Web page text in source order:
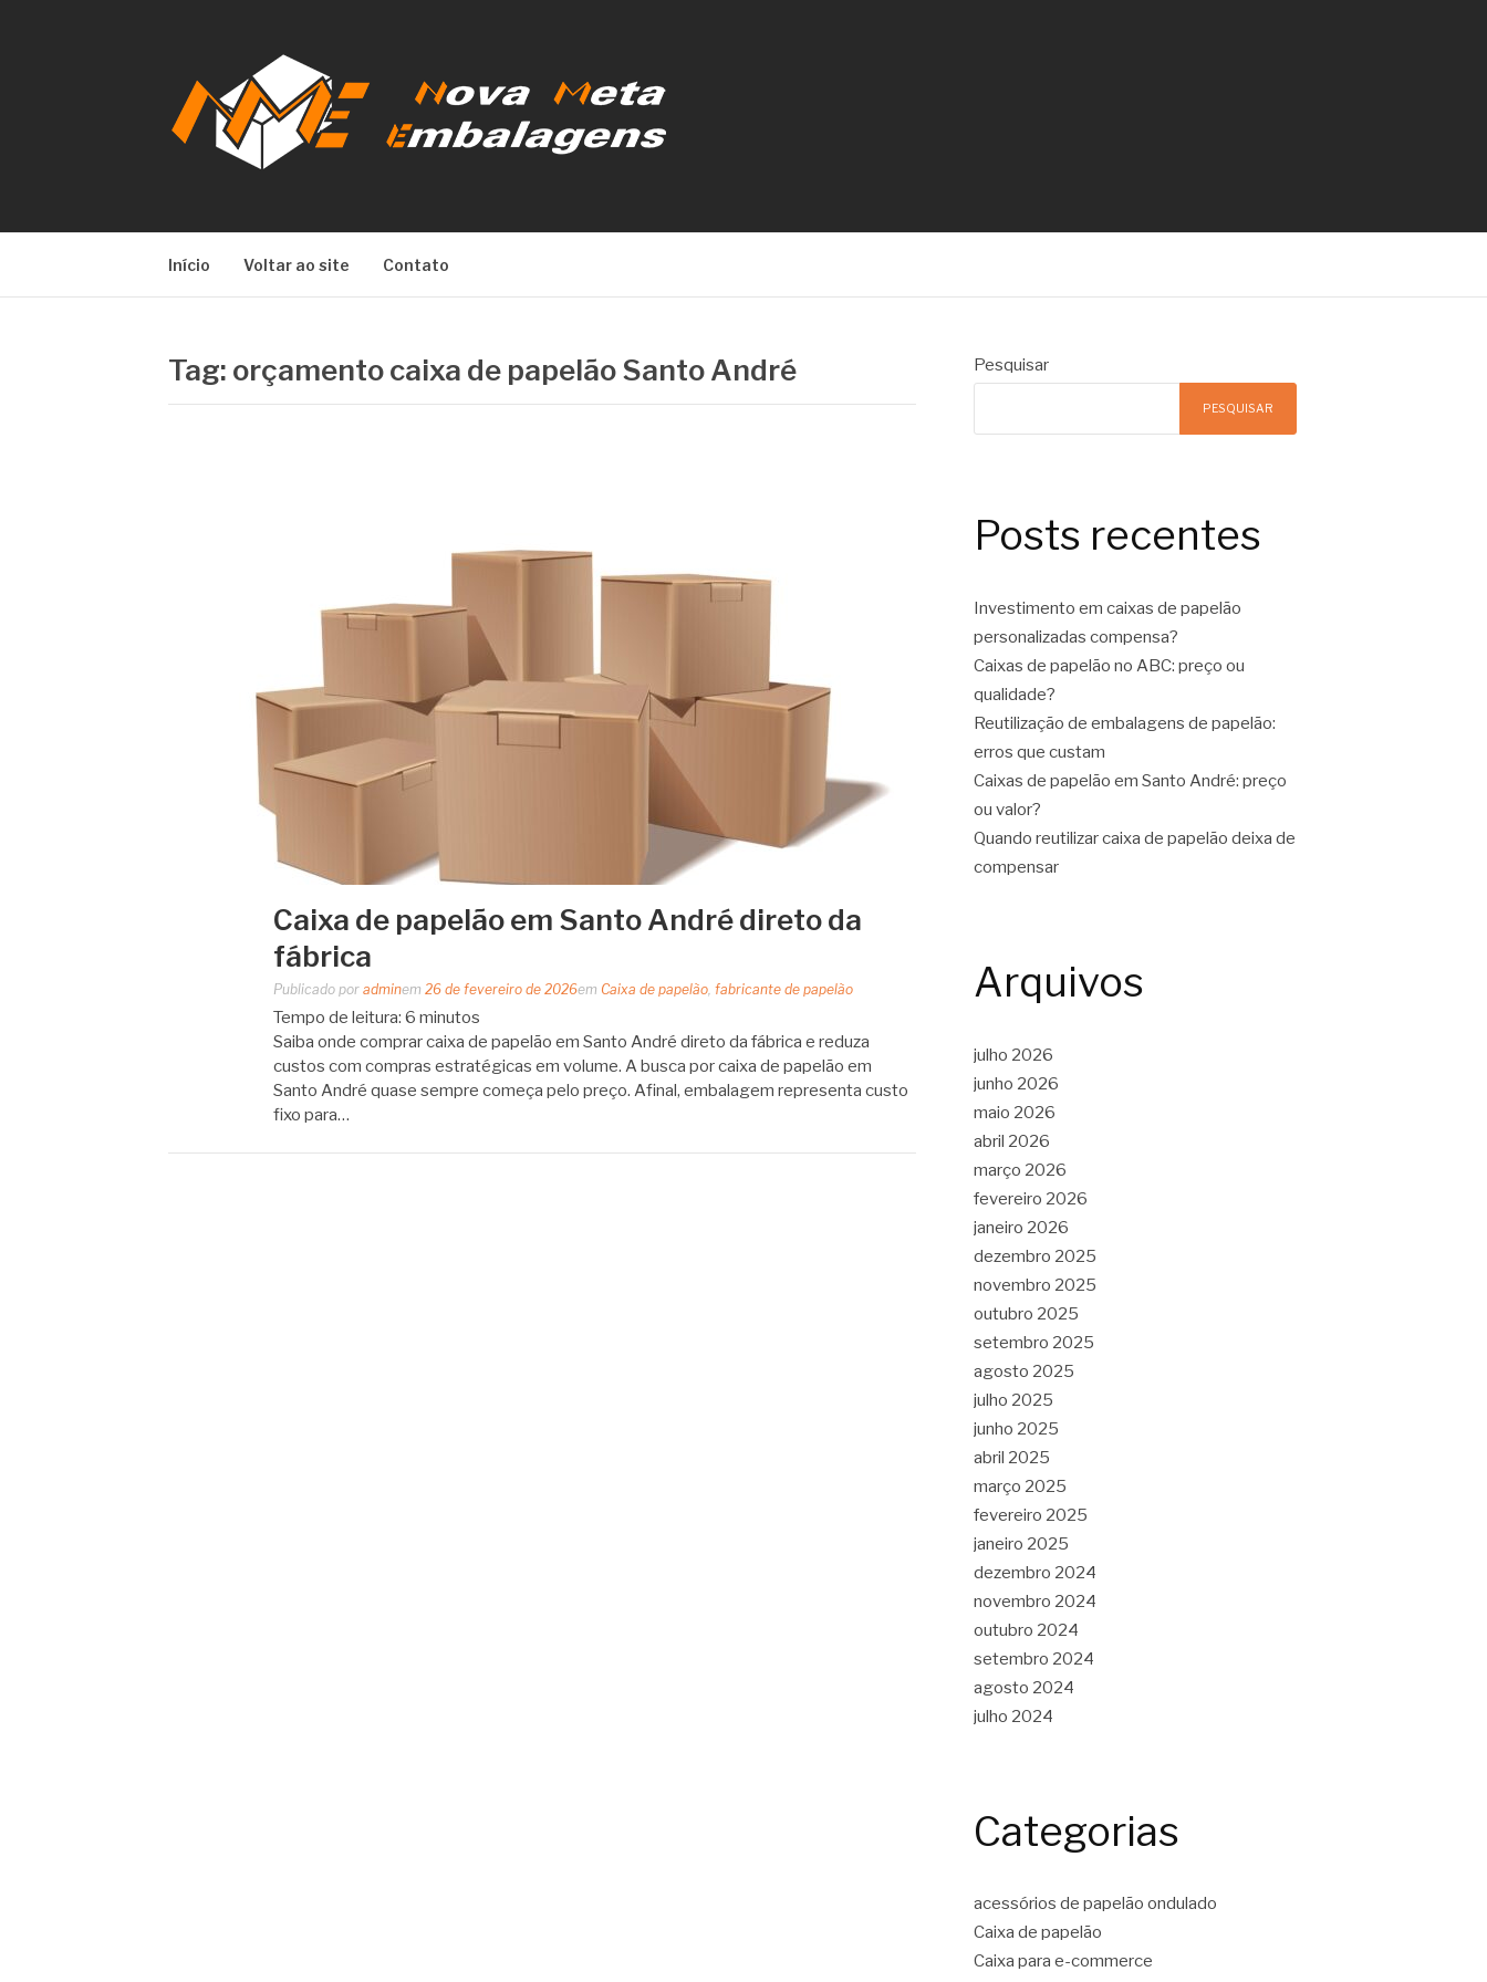
Início Voltar ao site Contato
Tag: orçamento caixa de papelão Santo André
Caixa de papelão em Santo André direto da
fábrica
Publicado por adminem 26 de fevereiro de 2026em Caixa de papelão, fabricante de papelão
Tempo de leitura: 6 minutos
Saiba onde comprar caixa de papelão em Santo André direto da fábrica e reduza
custos com compras estratégicas em volume. A busca por caixa de papelão em
Santo André quase sempre começa pelo preço. Afinal, embalagem representa custo
fixo para…
Pesquisar
PESQUISAR
Posts recentes
Investimento em caixas de papelão
personalizadas compensa?
Caixas de papelão no ABC: preço ou
qualidade?
Reutilização de embalagens de papelão:
erros que custam
Caixas de papelão em Santo André: preço
ou valor?
Quando reutilizar caixa de papelão deixa de
compensar
Arquivos
julho 2026
junho 2026
maio 2026
abril 2026
março 2026
fevereiro 2026
janeiro 2026
dezembro 2025
novembro 2025
outubro 2025
setembro 2025
agosto 2025
julho 2025
junho 2025
abril 2025
março 2025
fevereiro 2025
janeiro 2025
dezembro 2024
novembro 2024
outubro 2024
setembro 2024
agosto 2024
julho 2024
Categorias
acessórios de papelão ondulado
Caixa de papelão
Caixa para e-commerce